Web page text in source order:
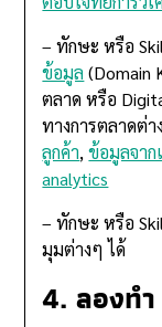
– ทักษะ หรือ
ข้อมูล (Domain
ตลาด หรือ
ทางการตลาดต่
ลูกค้า,ข้อมูลจาก
analytics
– ทักษะ หรือ
มุมต่างๆ ได้
4. ลองท